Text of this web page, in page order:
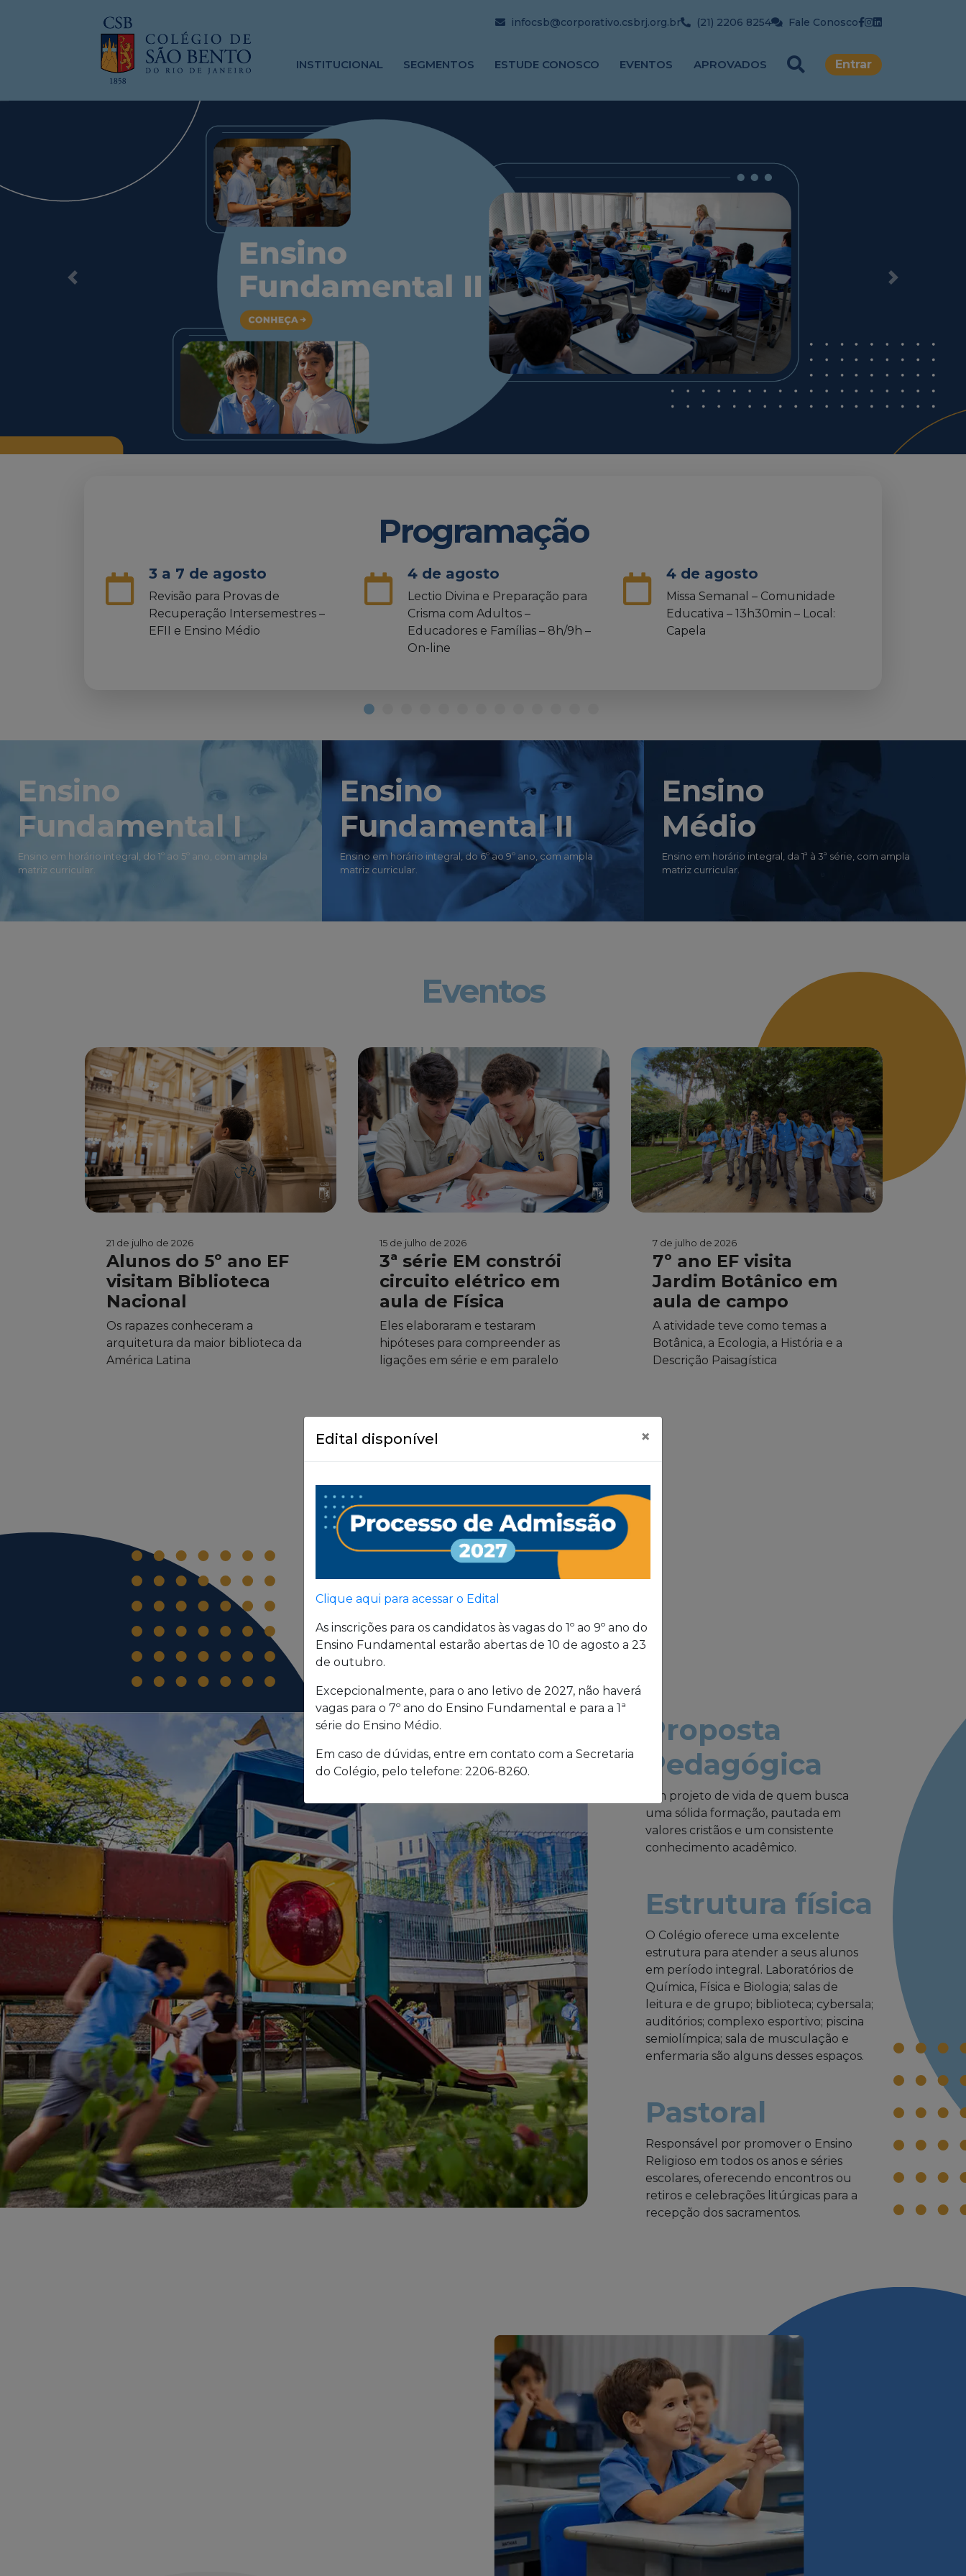
infocsb@corporativo.csbrj.org.br (21) 2206 8254 Fale Conosco
INSTITUCIONAL SEGMENTOS ESTUDE CONOSCO EVENTOS APROVADOS Entrar
Previous Next
Programação
3 a 7 de agosto
Revisão para Provas de
Recuperação Intersemestres –
EFII e Ensino Médio
4 de agosto
Lectio Divina e Preparação para
Crisma com Adultos –
Educadores e Famílias – 8h/9h –
On-line
4 de agosto
Missa Semanal – Comunidade
Educativa – 13h30min – Local:
Capela
Ensino
Fundamental I
Ensino em horário integral, do 1º ao 5º ano, com ampla
matriz curricular.
Ensino
Fundamental II
Ensino em horário integral, do 6º ao 9º ano, com ampla
matriz curricular.
Ensino
Médio
Ensino em horário integral, da 1ª à 3ª série, com ampla
matriz curricular.
Eventos
21 de julho de 2026
Alunos do 5º ano EF
visitam Biblioteca
Nacional
Os rapazes conheceram a
arquitetura da maior biblioteca da
América Latina
15 de julho de 2026
3ª série EM constrói
circuito elétrico em
aula de Física
Eles elaboraram e testaram
hipóteses para compreender as
ligações em série e em paralelo
7 de julho de 2026
7º ano EF visita
Jardim Botânico em
aula de campo
A atividade teve como temas a
Botânica, a Ecologia, a História e a
Descrição Paisagística
Proposta
Pedagógica
Um projeto de vida de quem busca
uma sólida formação, pautada em
valores cristãos e um consistente
conhecimento acadêmico.
Estrutura física
O Colégio oferece uma excelente
estrutura para atender a seus alunos
em período integral. Laboratórios de
Química, Física e Biologia; salas de
leitura e de grupo; biblioteca; cybersala;
auditórios; complexo esportivo; piscina
semiolímpica; sala de musculação e
enfermaria são alguns desses espaços.
Pastoral
Responsável por promover o Ensino
Religioso em todos os anos e séries
escolares, oferecendo encontros ou
retiros e celebrações litúrgicas para a
recepção dos sacramentos.
Edital disponível ×
Clique aqui para acessar o Edital
As inscrições para os candidatos às vagas do 1º ao 9º ano do
Ensino Fundamental estarão abertas de 10 de agosto a 23
de outubro.
Excepcionalmente, para o ano letivo de 2027, não haverá
vagas para o 7º ano do Ensino Fundamental e para a 1ª
série do Ensino Médio.
Em caso de dúvidas, entre em contato com a Secretaria
do Colégio, pelo telefone: 2206-8260.